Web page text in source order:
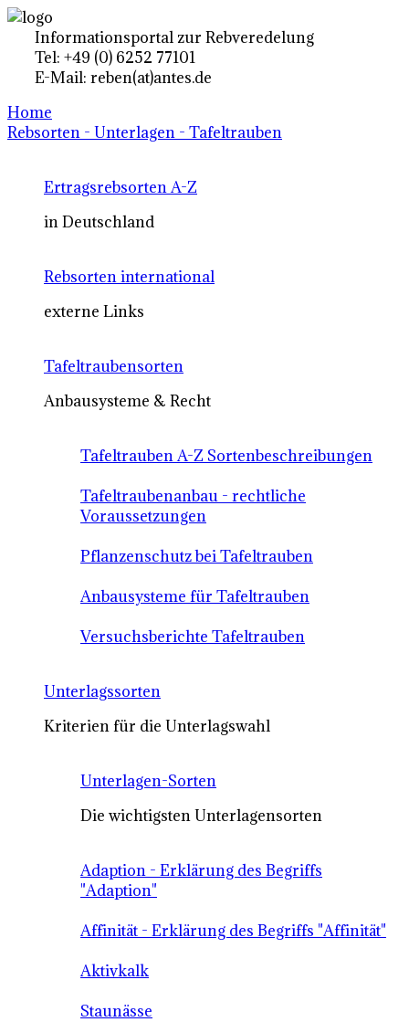
Informationsportal zur Rebveredelung
Tel: +49 (0) 6252 77101
E-Mail: reben(at)antes.de
Home
Rebsorten - Unterlagen - Tafeltrauben
Ertragsrebsorten A-Z
in Deutschland
Rebsorten international
externe Links
Tafeltraubensorten
Anbausysteme & Recht
Tafeltrauben A-Z Sortenbeschreibungen
Tafeltraubenanbau - rechtliche
Voraussetzungen
Pflanzenschutz bei Tafeltrauben
Anbausysteme für Tafeltrauben
Versuchsberichte Tafeltrauben
Unterlagssorten
Kriterien für die Unterlagswahl
Unterlagen-Sorten
Die wichtigsten Unterlagensorten
Adaption - Erklärung des Begriffs
"Adaption"
Affinität - Erklärung des Begriffs "Affinität"
Aktivkalk
Staunässe